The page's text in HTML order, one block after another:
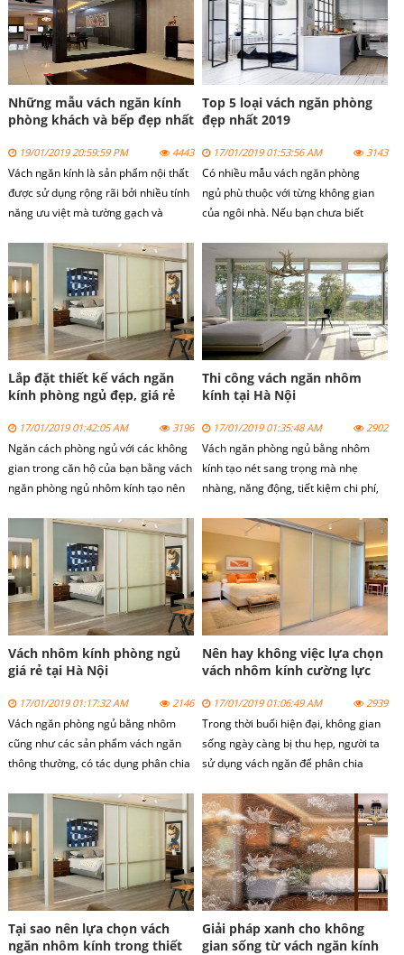
thêm phần thoáng đãng, giúp ăn
gian được không gian nhỏ hẹp.
thêm phần thoáng đãng, giúp ăn
gian được không gian nhỏ hẹp.
Những mẫu vách ngăn kính
phòng khách và bếp đẹp nhất
19/01/2019 20:59:59 PM 4443
Vách ngăn kính là sản phẩm nội thất
được sử dụng rộng rãi bởi nhiều tính
năng ưu việt mà tường gạch và
dàng lắp đặt thêm các hệ thống
ngầm như điện, nước, tăng cường
khả năng chống ồn, chống cháy ,
cách nhiệt. Đặc biệt với trọng lượng
nhẹ, tiết kiệm thời gian thi công đã
góp phần làm giảm đáng kể tổng chi
phí đầu tư cho các dự án cao tầng.
Vách nhôm kính chủ yếu sử dụng
bóng, hay màu trắng sơn tĩnh điện,
vân gỗ… và kính thường hay kính
cường lực có độ dày từ 5 ly đến 19 ly,
kính mờ hay các loại kính màu tùy
Top 5 loại vách ngăn phòng
đẹp nhất 2019
17/01/2019 01:53:56 AM 3143
Có nhiều mẫu vách ngăn phòng
ngủ phù thuộc với từng không gian
của ngôi nhà. Nếu bạn chưa biết
ngay bài viết này.
Cuakinhgroup.com sẽ giới thiệu đến
bạn những mẫu vách ngăn độc đáo
và ấn tượng nhất hiện nay. Với những
mẫu này bạn có thể tự do, thoả sức
sáng tạo vách ngăn phù hợp nhất với
căn phòng của mình
Lắp đặt thiết kế vách ngăn
kính phòng ngủ đẹp, giá rẻ
17/01/2019 01:42:05 AM 3196
Ngăn cách phòng ngủ với các không
gian trong căn hộ của bạn bằng vách
ngăn phòng ngủ nhôm kính tạo nên
đơn giản mà vẫn tinh tế và tiết kiệm
nhiều chi phí.
Thi công vách ngăn nhôm
kính tại Hà Nội
17/01/2019 01:35:48 AM 2902
Vách ngăn phòng ngủ bằng nhôm
kính tạo nét sang trọng mà nhẹ
nhàng, năng động, tiết kiệm chi phí,
ngủ.Vách ngăn nhôm kính làm bằng
khung nhôm định hình, được cấu tạo
gồm phần khung nhôm và kính. Vách
ngăn nhôm kính dùng các modum
riêng biệt để phân chia lắp đặt theo
từng kích thước khu vực
Vách nhôm kính phòng ngủ
giá rẻ tại Hà Nội
17/01/2019 01:17:32 AM 2146
Vách ngăn phòng ngủ bằng nhôm
cũng như các sản phẩm vách ngăn
thông thường, có tác dụng phân chia
phòng ngủ. Tuy nhiên, chất liệu của
vách ngăn này được làm từ nhôm
cao cấp. Trong một số trường hợp,
sẽ có sự kết hợp với kính cường lực,
người ta thường gọi chung là vách
ngăn phòng ngủ bằng nhôm kính.
Nên hay không việc lựa chọn
vách nhôm kính cường lực
17/01/2019 01:06:49 AM 2939
Trong thời buổi hiện đại, không gian
sống ngày càng bị thu hẹp, người ta
sử dụng vách ngăn để phân chia
Tuy nhiên, nhiều người băn khoăn có
nên chọn vách ngăn nhôm kính cho
không gian phòng ngủ hay không.
Tại sao nên lựa chọn vách
ngăn nhôm kính trong thiết
Giải pháp xanh cho không
gian sống từ vách ngăn kính